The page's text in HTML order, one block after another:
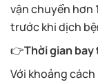
vận chuyển hơn
trước khi dịch
👉Thời gian bay
Với khoảng